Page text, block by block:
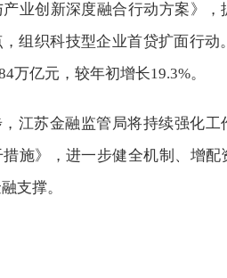
业创新深度融合行动方案》
组织科技型企业首贷扩面行
万亿元，较年初增长19.3%。
江苏金融监管局将持续强化
施》，进一步健全机制、增
支撑。